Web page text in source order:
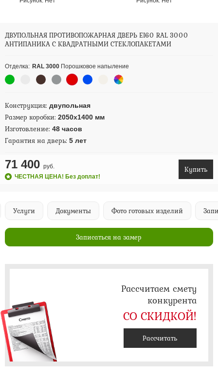
ДВУПОЛЬНАЯ ПРОТИВОПОЖАРНАЯ ДВЕРЬ EI60 RAL 3000
АНТИПАНИКА С КВАДРАТНЫМИ СТЕКЛОПАКЕТАМИ
Отделка: RAL 3000 Порошковое напыление
Конструкция: двупольная
Размер коробки: 2050х1400 мм
Изготовление: 48 часов
Гарантия на дверь: 5 лет
71 400 руб.
ЧЕСТНАЯ ЦЕНА! Без доплат!
Купить
Услуги Документы Фото готовых изделий
Записаться на замер
Рассчитаем смету
конкурента
СО СКИДКОЙ!
Рассчитать